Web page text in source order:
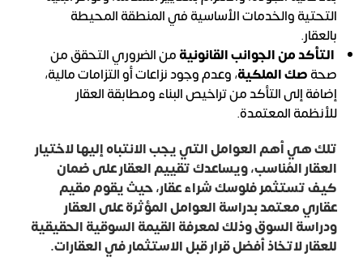
التحتية والخدمات الأساسية في المنطقة المحيطة
بالعقار.
التأكد من الجوانب القانونيةمن الضروري التحقق من
صحةصك الملكية،وعدم وجود نزاعات أو التزامات مالية،
إضافة إلى التأكد من تراخيص البناء ومطابقة العقار
للأنظمة المعتمدة.
تلك هي أهم العوامل التي يجب الانتباه إليها لاختيار
العقار المُناسب، ويساعدك تقييم العقار على ضمان
كيف تستثمر فلوسك شراء عقار، حيث يقوم مقيم
عقاري معتمد بدراسة العوامل المؤثرة على العقار
ودراسة السوق وذلك لمعرفةالقيمة السوقيةالحقيقية
للعقار لاتخاذ أفضل قرار قبل الاستثمار في العقارات.